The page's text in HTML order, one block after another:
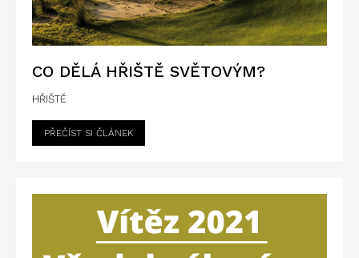
CO DĚLÁ HŘIŠTĚ SVĚTOVÝM?
HŘIŠTĚ
PŘEČÍST SI ČLÁNEK